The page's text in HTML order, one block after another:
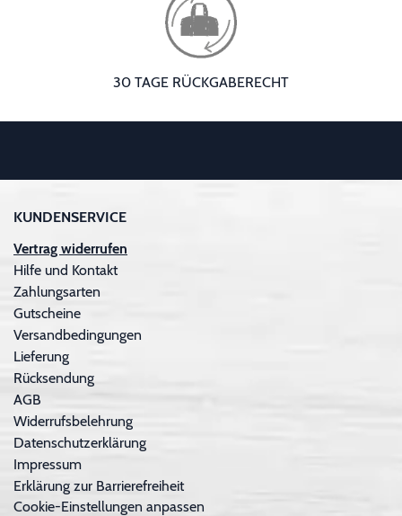
30 TAGE RÜCKGABERECHT
KUNDENSERVICE
Vertrag widerrufen
Hilfe und Kontakt
Zahlungsarten
Gutscheine
Versandbedingungen
Lieferung
Rücksendung
AGB
Widerrufsbelehrung
Datenschutzerklärung
Impressum
Erklärung zur Barrierefreiheit
Cookie-Einstellungen anpassen